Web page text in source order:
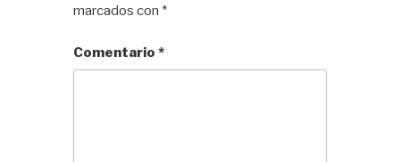
marcados con *
Comentario*